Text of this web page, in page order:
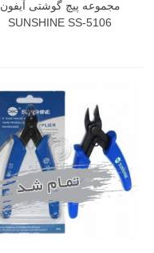
مجموعه پیچ گوشتی آیفون
SUNSHINE SS-5106